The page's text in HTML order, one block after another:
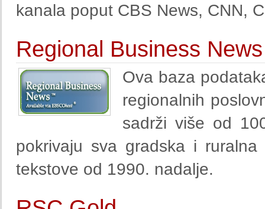
kanala poput CBS News, CNN,
Regional Business News
Ova baza
regionalnih
sadrži više od
pokrivaju sva gradska i
tekstove od 1990. nadalje.